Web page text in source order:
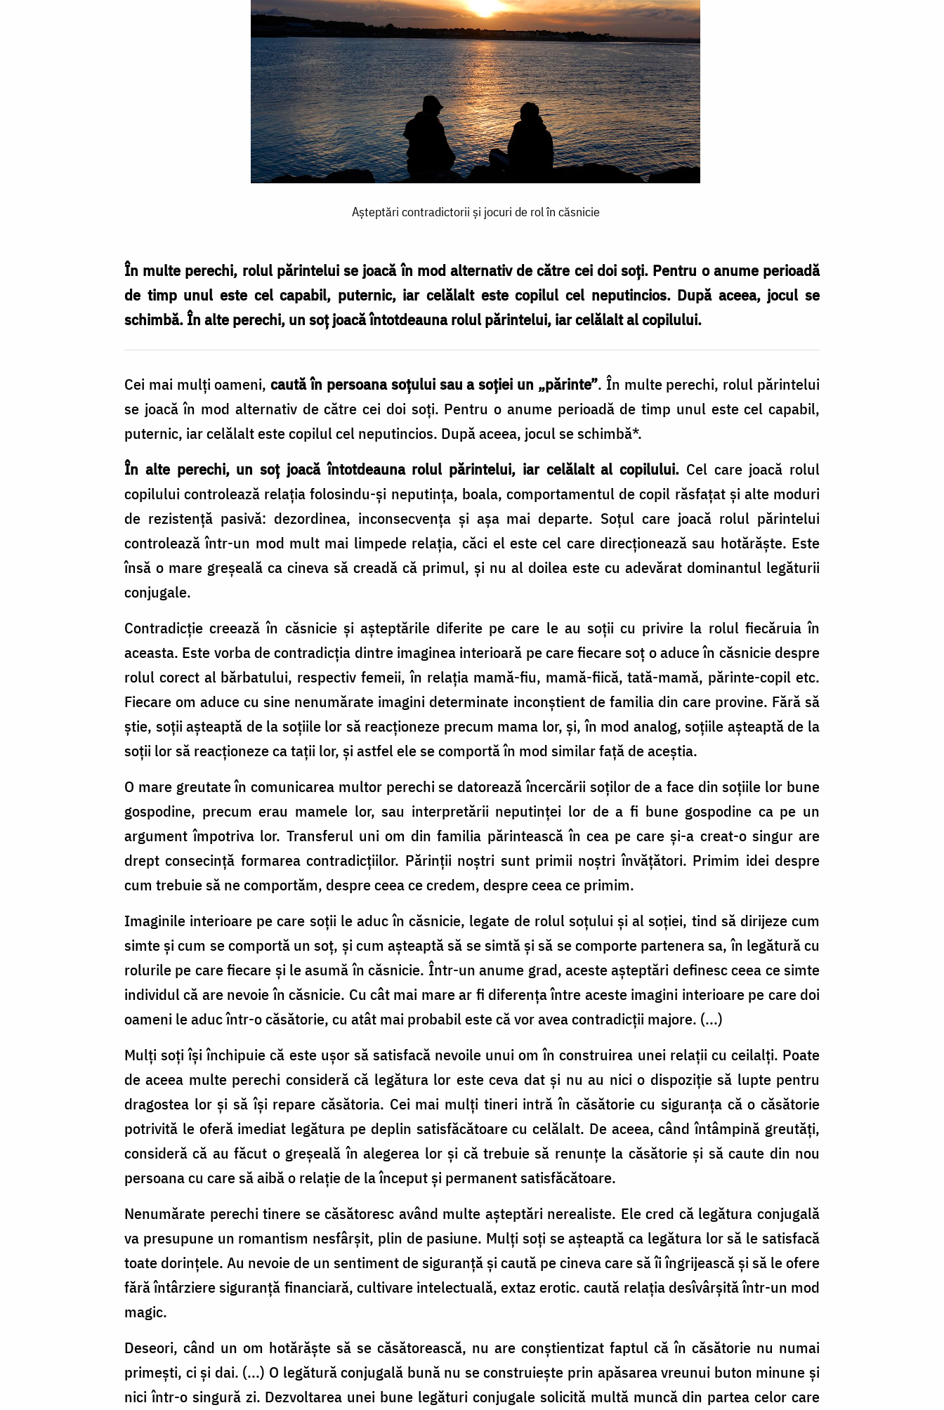
Așteptări contradictorii și jocuri de rol în căsnicie
În multe perechi, rolul părintelui se joacă în mod alternativ de către cei doi soţi. Pentru o anume perioadă
de timp unul este cel capabil, puternic, iar celălalt este copilul cel neputincios. După aceea, jocul se
schimbă. În alte perechi, un soţ joacă întotdeauna rolul părintelui, iar celălalt al copilului.
Cei mai mulţi oameni,caută în persoana soţului sau a soţiei un „părinte”. În multe perechi, rolul părintelui
se joacă în mod alternativ de către cei doi soţi. Pentru o anume perioadă de timp unul este cel capabil,
puternic, iar celălalt este copilul cel neputincios. După aceea, jocul se schimbă*.
În alte perechi, un soţ joacă întotdeauna rolul părintelui, iar celălalt al copilului. Cel care joacă rolul
copilului controlează relaţia folosindu-şi neputinţa, boala, comportamentul de copil răsfaţat şi alte moduri
de rezistenţă pasivă: dezordinea, inconsecvenţa şi aşa mai departe. Soţul care joacă rolul părintelui
controlează într-un mod mult mai limpede relaţia, căci el este cel care direcţionează sau hotărăşte. Este
însă o mare greşeală ca cineva să creadă că primul, şi nu al doilea este cu adevărat dominantul legăturii
conjugale.
Contradicție creează în căsnicie și așteptările diferite pe care le au soții cu privire la rolul fiecăruia în
aceasta. Este vorba de contradicția dintre imaginea interioară pe care fiecare soț o aduce în căsnicie despre
rolul corect al bărbatului, respectiv femeii, în relația mamă-fiu, mamă-fiică, tată-mamă, părinte-copil etc.
Fiecare om aduce cu sine nenumărate imagini determinate inconștient de familia din care provine. Fără să
știe, soții așteaptă de la soțiile lor să reacționeze precum mama lor, și, în mod analog, soțiile așteaptă de la
soții lor să reacționeze ca tații lor, și astfel ele se comportă în mod similar față de aceștia.
O mare greutate în comunicarea multor perechi se datorează încercării soților de a face din soțiile lor bune
gospodine, precum erau mamele lor, sau interpretării neputinței lor de a fi bune gospodine ca pe un
argument împotriva lor. Transferul uni om din familia părintească în cea pe care și-a creat-o singur are
drept consecință formarea contradicțiilor. Părinții noștri sunt primii noștri învățători. Primim idei despre
cum trebuie să ne comportăm, despre ceea ce credem, despre ceea ce primim.
Imaginile interioare pe care soții le aduc în căsnicie, legate de rolul soțului și al soției, tind să dirijeze cum
simte și cum se comportă un soț, și cum așteaptă să se simtă și să se comporte partenera sa, în legătură cu
rolurile pe care fiecare și le asumă în căsnicie. Într-un anume grad, aceste așteptări definesc ceea ce simte
individul că are nevoie în căsnicie. Cu cât mai mare ar fi diferența între aceste imagini interioare pe care doi
oameni le aduc într-o căsătorie, cu atât mai probabil este că vor avea contradicții majore. (...)
Mulți soți își închipuie că este ușor să satisfacă nevoile unui om în construirea unei relații cu ceilalți. Poate
de aceea multe perechi consideră că legătura lor este ceva dat și nu au nici o dispoziție să lupte pentru
dragostea lor și să își repare căsătoria. Cei mai mulți tineri intră în căsătorie cu siguranța că o căsătorie
potrivită le oferă imediat legătura pe deplin satisfăcătoare cu celălalt. De aceea, când întâmpină greutăți,
consideră că au făcut o greșeală în alegerea lor și că trebuie să renunțe la căsătorie și să caute din nou
persoana cu care să aibă o relație de la început și permanent satisfăcătoare.
Nenumărate perechi tinere se căsătoresc având multe așteptări nerealiste. Ele cred că legătura conjugală
va presupune un romantism nesfârșit, plin de pasiune. Mulți soți se așteaptă ca legătura lor să le satisfacă
toate dorințele. Au nevoie de un sentiment de siguranță și caută pe cineva care să îi îngrijească și să le ofere
fără întârziere siguranță financiară, cultivare intelectuală, extaz erotic. caută relația desîvârșită într-un mod
magic.
Deseori, când un om hotărăște să se căsătorească, nu are conștientizat faptul că în căsătorie nu numai
primești, ci și dai. (...) O legătură conjugală bună nu se construiește prin apăsarea vreunui buton minune și
nici într-o singură zi. Dezvoltarea unei bune legături conjugale solicită multă muncă din partea celor care